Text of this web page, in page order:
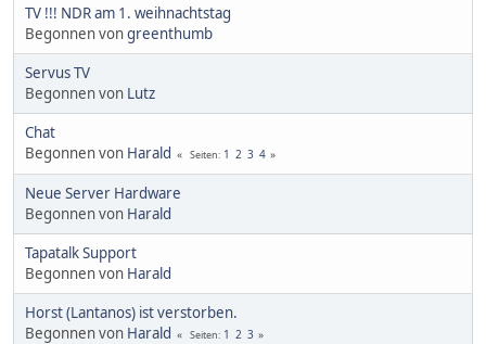
TV !!! NDR am 1. weihnachtstag
Begonnen vongreenthumb
Servus TV
Begonnen von Lutz
Chat
Begonnen von Harald Seiten 1 2 3 4
Neue Server Hardware
Begonnen von Harald
Tapatalk Support
Begonnen von Harald
Horst (Lantanos) ist verstorben.
Begonnen von Harald Seiten 1 2 3